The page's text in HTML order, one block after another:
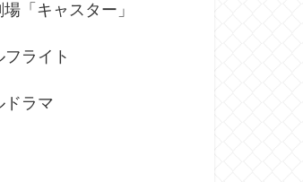
「キャスター」
ライト
ドラマ